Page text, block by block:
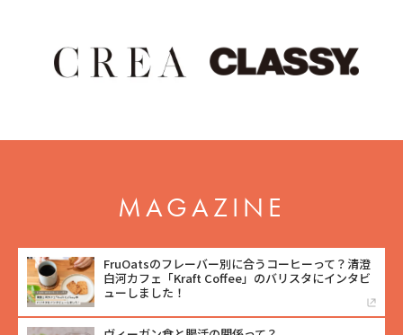
MAGAZINE
FruOatsのフレーバー別に合うコーヒーって？清澄
白河カフェ「Kraft Coffee」のバリスタにインタビ
ューしました！